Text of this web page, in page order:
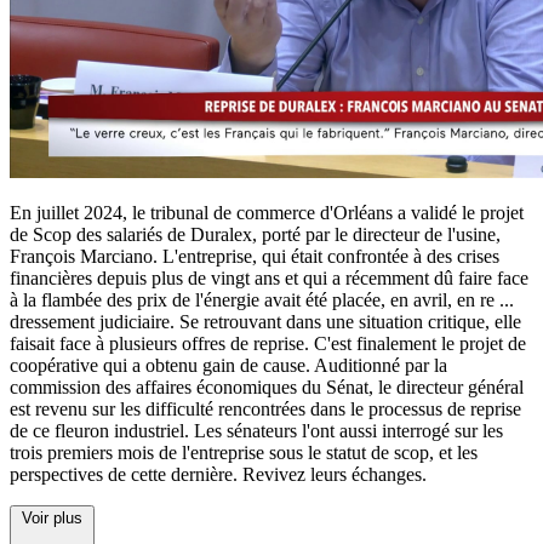
En juillet 2024, le tribunal de commerce d'Orléans a validé le projet
de Scop des salariés de Duralex, porté par le directeur de l'usine,
François Marciano. L'entreprise, qui était confrontée à des crises
financières depuis plus de vingt ans et qui a récemment dû faire face
à la flambée des prix de l'énergie avait été placée, en avril, en re ...
dressement judiciaire. Se retrouvant dans une situation critique, elle
faisait face à plusieurs offres de reprise. C'est finalement le projet de
coopérative qui a obtenu gain de cause. Auditionné par la
commission des affaires économiques du Sénat, le directeur général
est revenu sur les difficulté rencontrées dans le processus de reprise
de ce fleuron industriel. Les sénateurs l'ont aussi interrogé sur les
trois premiers mois de l'entreprise sous le statut de scop, et les
perspectives de cette dernière. Revivez leurs échanges.
Voir plus